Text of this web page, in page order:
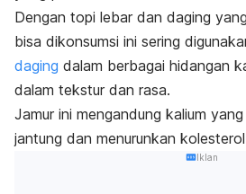
Dengan topi lebar dan daging
bisa dikonsumsi ini sering
daging dalam berbagai hidangan
dalam tekstur dan rasa.
Jamur ini mengandung kalium
jantung dan menurunkan
Iklan